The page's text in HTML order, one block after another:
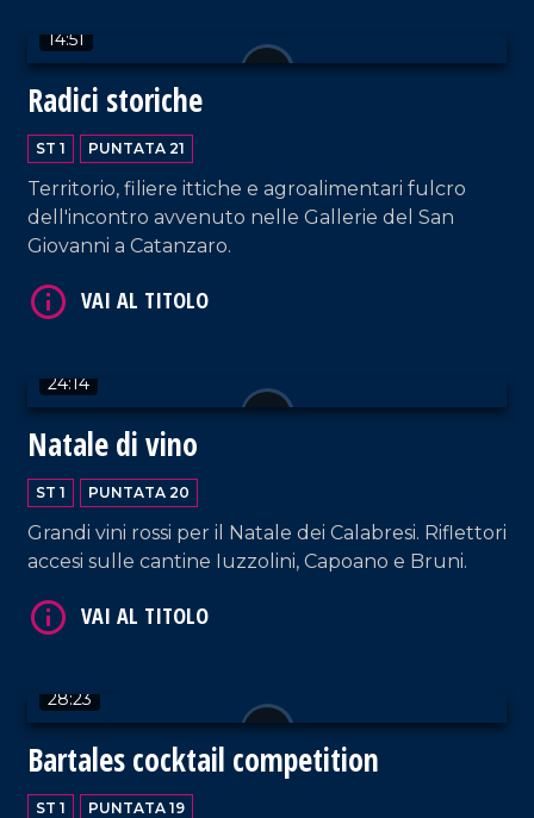
14:51
Radici storiche
ST 1 PUNTATA 21
Territorio, filiere ittiche e agroalimentari fulcro
dell'incontro avvenuto nelle Gallerie del San
Giovanni a Catanzaro.
24:14
Natale di vino
ST 1 PUNTATA 20
Grandi vini rossi per il Natale dei Calabresi. Riflettori
accesi sulle cantine Iuzzolini, Capoano e Bruni.
28:23
Bartales cocktail competition
ST 1 PUNTATA 19
VAI AL TITOLO
VAI AL TITOLO
VAI AL TITOLO